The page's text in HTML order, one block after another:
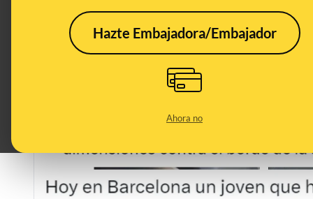
Hazte Embajadora/Embajador
Ahora no